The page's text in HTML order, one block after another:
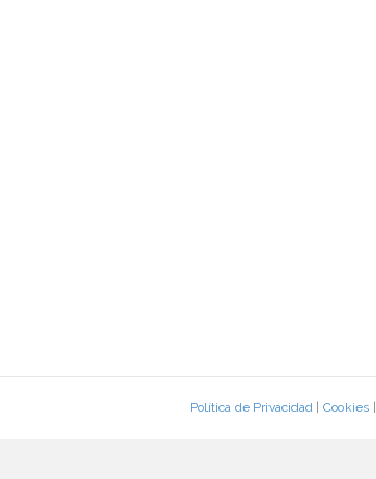
Política de Privacidad| Cookies|